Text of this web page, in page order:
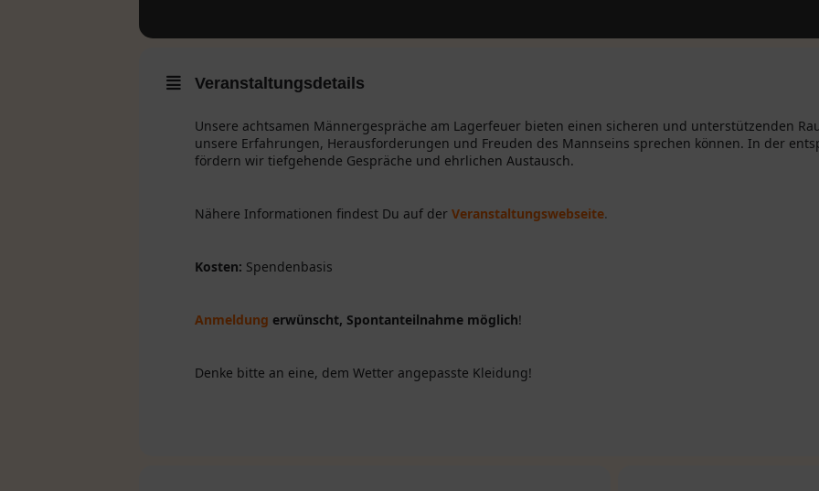
Veranstaltungsdetails
Unsere achtsamen Männergespräche am Lagerfeuer bieten einen sicheren und unterstützenden
unsere Erfahrungen, Herausforderungen und Freuden des Mannseins sprechen können. In der
fördern wir tiefgehende Gespräche und ehrlichen Austausch.
Nähere Informationen findest Du auf der Veranstaltungswebseite.
Kosten: Spendenbasis
Anmeldung erwünscht, Spontanteilnahme möglich!
Denke bitte an eine, dem Wetter angepasste Kleidung!